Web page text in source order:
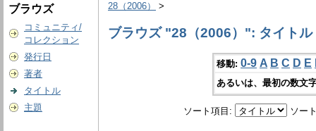
ブラウズ
コミュニティ/
コレクション
発行日
著者
タイトル
主題
28（2006）
>
ブラウズ "28（2006）": タイトル
移動: 0-9 A B C D E
あるいは、最初の数文
ソート項目: ソー